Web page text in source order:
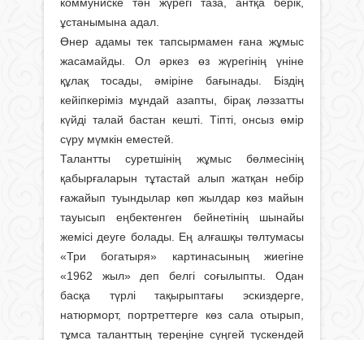
ұстанымына адал.
Өнер адамы тек тапсырмамен ғана жұмыс
жасамайды. Ол әркез өз жүрегінің үніне
құлақ тосады, әміріне бағынады. Біздің
кейіпкеріміз мұндай азапты, бірақ ләззатты
күйді талай бастан кешті. Тіпті, онсыз өмір
сүру мүмкін еместей.
Талантты суретшінің жұмыс бөл­месінің
қабырғаларын тұтастай алып жатқан небір
ғажайып туындылар көп жылдар көз майын
тауысып еңбектенген бейнетінің шынайы
жемісі деуге болады. Ең алғашқы төлтумасы
«Три богатыря» картинасының жиегіне
«1962 жыл» деп белгі соғылыпты. Одан
басқа түрлі тақырыптағы эскиздерге,
натюрморт, портреттерге көз сала отырып,
тұмса таланттың тереңіне сүңгей түскендей